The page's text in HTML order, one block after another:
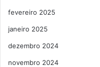
fevereiro 2025
janeiro 2025
dezembro 2024
novembro 2024